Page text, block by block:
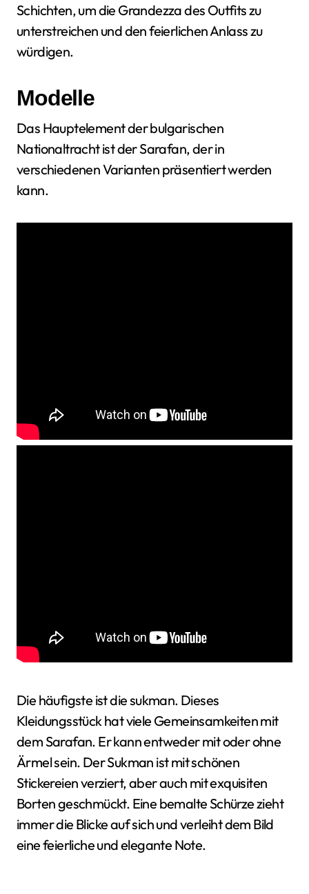
Schichten, um die Grandezza des Outfits zu
unterstreichen und den feierlichen Anlass zu
würdigen.
Modelle
Das Hauptelement der bulgarischen
Nationaltracht ist der Sarafan, der in
verschiedenen Varianten präsentiert werden
kann.
Die häufigste ist die sukman. Dieses
Kleidungsstück hat viele Gemeinsamkeiten mit
dem Sarafan. Er kann entweder mit oder ohne
Ärmel sein. Der Sukman ist mit schönen
Stickereien verziert, aber auch mit exquisiten
Borten geschmückt. Eine bemalte Schürze zieht
immer die Blicke auf sich und verleiht dem Bild
eine feierliche und elegante Note.